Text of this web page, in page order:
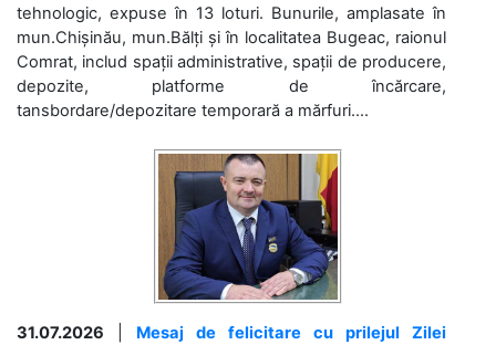
tehnologic, expuse în 13 loturi. Bunurile, amplasate în
mun.Chișinău, mun.Bălți și în localitatea Bugeac, raionul
Comrat, includ spații administrative, spații de producere,
depozite, platforme de încărcare,
tansbordare/depozitare temporară a mărfuri....
31.07.2026
Mesaj de felicitare cu prilejul Zilei